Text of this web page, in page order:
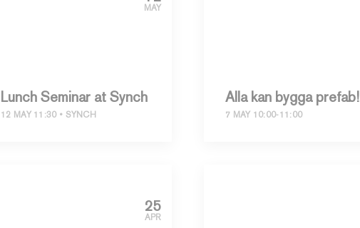
MAY
Lunch Seminar at Synch
12 MAY 11:30 SYNCH
Alla kan bygga prefab!
7 MAY 10:00-11:00
25
APR